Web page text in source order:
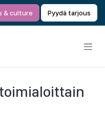
& culture Pyydä tarjous